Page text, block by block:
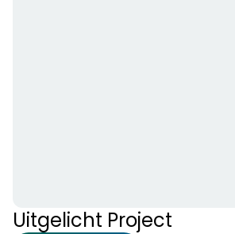
Uitgelicht Project